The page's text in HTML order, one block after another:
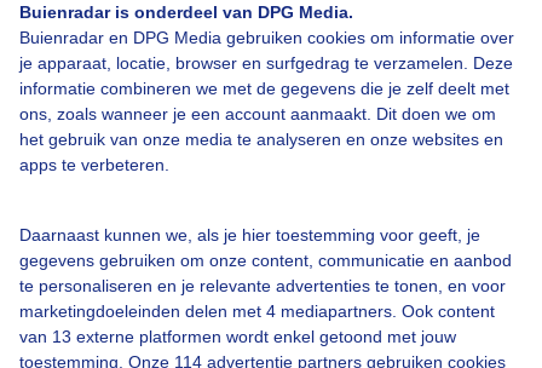
Buienradar is onderdeel van DPG Media.
Buienradar en DPG Media gebruiken cookies om informatie over
je apparaat, locatie, browser en surfgedrag te verzamelen. Deze
informatie combineren we met de gegevens die je zelf deelt met
ons, zoals wanneer je een account aanmaakt. Dit doen we om
het gebruik van onze media te analyseren en onze websites en
apps te verbeteren.
Daarnaast kunnen we, als je hier toestemming voor geeft, je
gegevens gebruiken om onze content, communicatie en aanbod
te personaliseren en je relevante advertenties te tonen, en voor
marketingdoeleinden delen met 4 mediapartners. Ook content
van 13 externe platformen wordt enkel getoond met jouw
toestemming. Onze 114 advertentie partners gebruiken cookies
Bekijk slideshow